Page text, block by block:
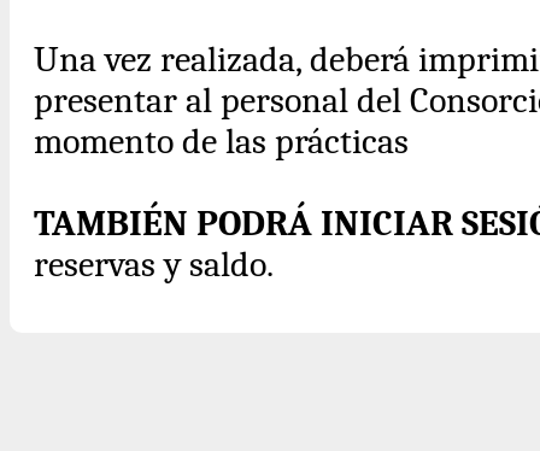
Una vez realizada, deberá
presentar al personal del
momento de las prácticas
TAMBIÉN PODRÁ INICIAR
reservas y saldo.